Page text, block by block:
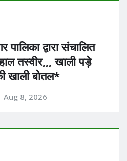
द्वारा संचालित
तस्वीर,,, खाली पड़े
खाली बोतल*
Aug 8, 2026